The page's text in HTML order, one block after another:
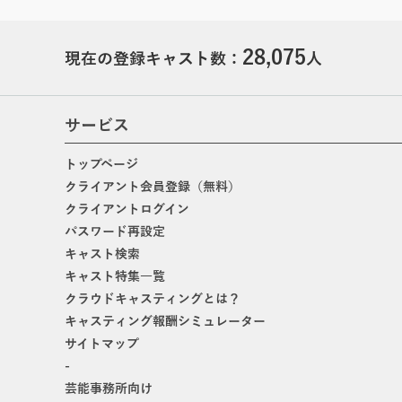
現在の登録キャスト数： 28,075人
サービス
トップページ
クライアント会員登録（無料）
クライアントログイン
パスワード再設定
キャスト検索
キャスト特集一覧
クラウドキャスティングとは？
キャスティング報酬シミュレーター
サイトマップ
-
芸能事務所向け